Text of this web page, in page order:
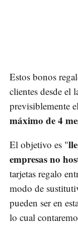
Estos bonos
clientes desde el
previsiblemente
máximo de 4
El objetivo es "
empresas no
tarjetas regalo
modo de
pueden ser en
lo cual